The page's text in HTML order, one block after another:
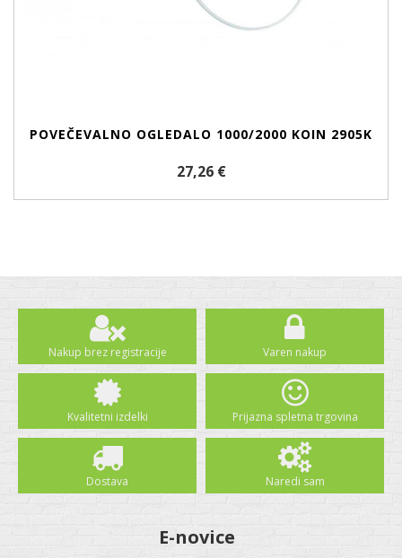
POVEČEVALNO OGLEDALO 1000/2000 KOIN 2905K
27,26 €
Nakup brez registracije Varen nakup
Kvalitetni izdelki Prijazna spletna trgovina
Dostava Naredi sam
E-novice